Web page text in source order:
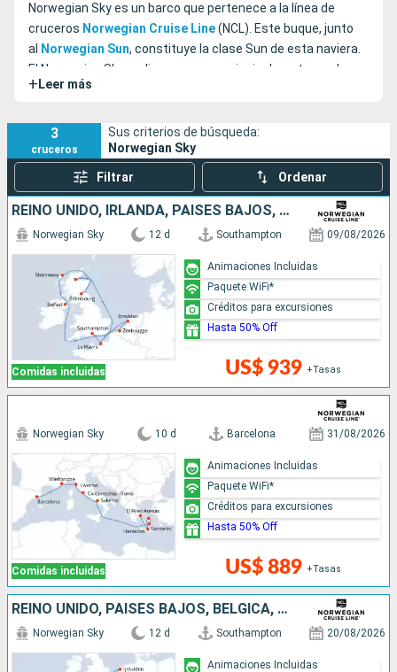
Norwegian Sky es un barco que pertenece a la línea de
cruceros Norwegian Cruise Line(NCL). Este buque, junto
al Norwegian Sun, constituye la clase Sun de esta naviera.
El Norwegian Sky realiza cruceros, principalmente, por las
islas del Caribe y las Bahamas, especialmente a la isla
+ Leer más
3
cruceros
Sus criterios de búsqueda:
Norwegian Sky
Filtrar Ordenar
REINO UNIDO, IRLANDA, PAISES BAJOS, BÉLGICA, FRANCIA
Comidas incluidas
Norwegian Sky 12 d Southampton 09/08/2026
US$ 939 +Tasas
Animaciones Incluidas
Paquete WiFi*
Créditos para excursiones
Hasta 50% Off
Comidas incluidas
Norwegian Sky 10 d Barcelona 31/08/2026
US$ 889 +Tasas
Animaciones Incluidas
Paquete WiFi*
Créditos para excursiones
Hasta 50% Off
REINO UNIDO, PAISES BAJOS, BÉLGICA, FRANCIA, PORTUGAL, ESPAÑA
Norwegian Sky 12 d Southampton 20/08/2026
Animaciones Incluidas